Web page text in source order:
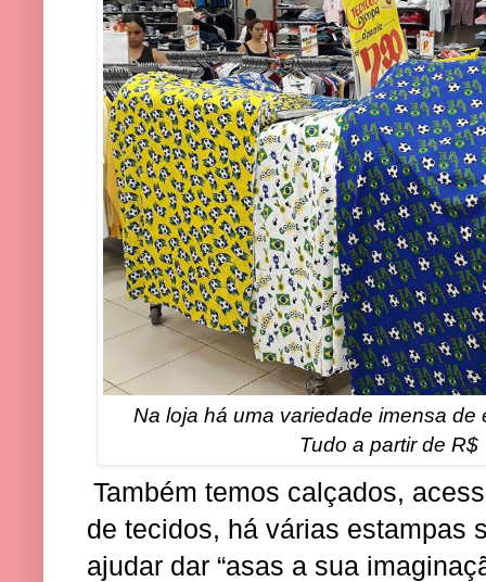
Na loja há uma variedade imensa
Tudo a partir de R$
Também temos calçados,
de tecidos, há várias estampas
ajudar dar “asas a sua